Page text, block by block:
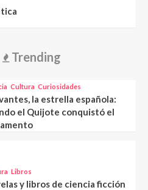
Trending
Cultura Curiosidades
la estrella española:
el Quijote conquistó el
Libros
y libros de ciencia ficción